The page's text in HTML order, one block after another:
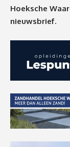
Hoeksche
nieuwsbrief.